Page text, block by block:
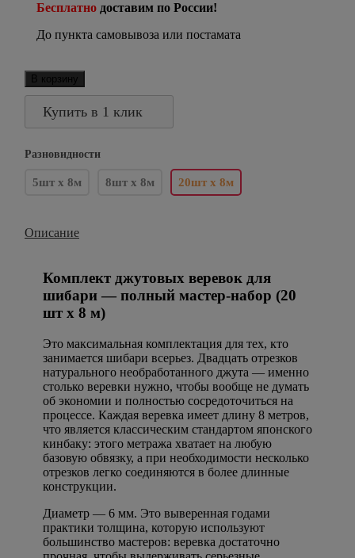
Бесплатно доставим по России!
До пункта самовывоза или постамата
В корзину
Купить в 1 клик
Разновидности
5шт х 8м 8шт х 8м 20шт х 8м
Описание
Комплект джутовых веревок для
шибари — полный мастер-набор (20
шт х 8 м)
Это максимальная комплектация для тех, кто
занимается шибари всерьез. Двадцать отрезков
натурального необработанного джута — именно
столько веревки нужно, чтобы вообще не думать
об экономии и полностью сосредоточиться на
процессе. Каждая веревка имеет длину 8 метров,
что является классическим стандартом японского
кинбаку: этого метража хватает на любую
базовую обвязку, а при необходимости несколько
отрезков легко соединяются в более длинные
конструкции.
Диаметр — 6 мм. Это выверенная годами
практики толщина, которую используют
большинство мастеров: веревка достаточно